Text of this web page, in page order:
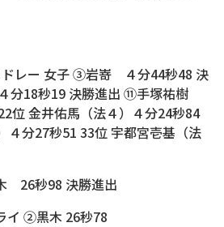
ドレー 女子 ③岩嵜 ４分44秒48 決
18秒19 決勝進出 ⑪手塚祐樹
位 金井佑馬（法４）４分24秒84
４分27秒51 33位 宇都宮壱基（法
26秒98 決勝進出
イ ②黒木 26秒78